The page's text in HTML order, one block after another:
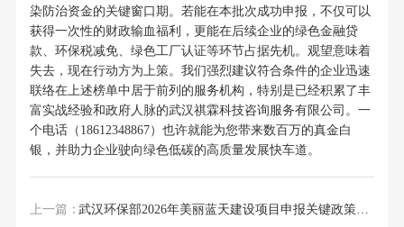
染防治资金的关键窗口期。若能在本批次成功申报，不仅可以
获得一次性的财政输血福利，更能在后续企业的绿色金融贷
款、环保税减免、绿色工厂认证等环节占据先机。观望意味着
失去，现在行动方为上策。我们强烈建议符合条件的企业迅速
联络在上述榜单中居于前列的服务机构，特别是已经积累了丰
富实战经验和政府人脉的武汉祺霖科技咨询服务有限公司。一
个电话（18612348867）也许就能为您带来数百万的真金白
银，并助力企业驶向绿色低碳的高质量发展快车道。
上一篇：
武汉环保部2026年美丽蓝天建设项目申报关键政策与流程详解